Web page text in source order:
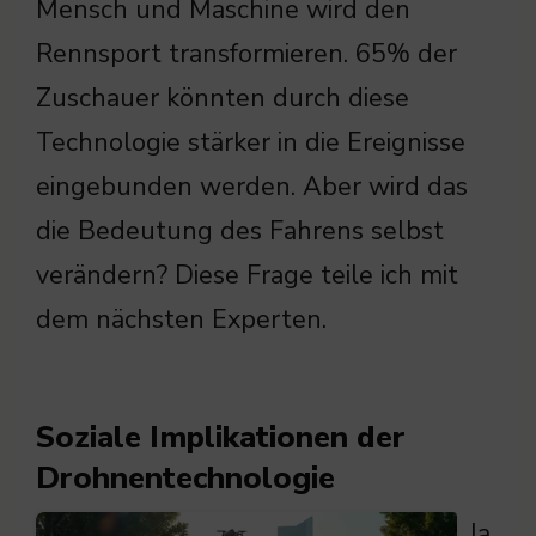
Mensch und Maschine wird den
Rennsport transformieren. 65% der
Zuschauer könnten durch diese
Technologie stärker in die Ereignisse
eingebunden werden. Aber wird das
die Bedeutung des Fahrens selbst
verändern? Diese Frage teile ich mit
dem nächsten Experten.
Soziale Implikationen der
Drohnentechnologie